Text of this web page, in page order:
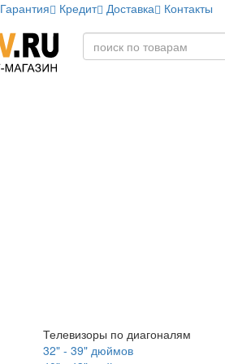
Гарантия Кредит Доставка
Контакты
Телевизоры по диагоналям
32" - 39" дюймов